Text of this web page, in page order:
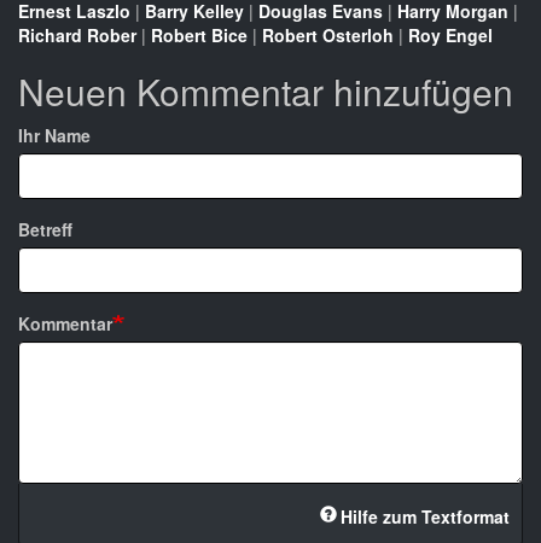
Ernest Laszlo | Barry Kelley | Douglas Evans | Harry Morgan |
Richard Rober| Robert Bice | Robert Osterloh | Roy Engel
Neuen Kommentar hinzufügen
Ihr Name
Betreff
Kommentar
Hilfe zum Textformat